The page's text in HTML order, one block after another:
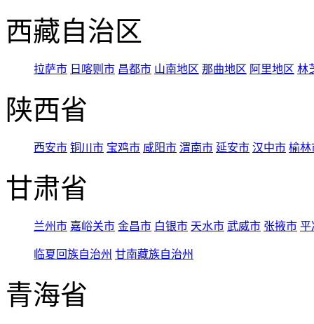
西藏自治区
拉萨市 日喀则市 昌都市 山南地区 那曲地区 阿里地区 林
陕西省
西安市 铜川市 宝鸡市 咸阳市 渭南市 延安市 汉中市 榆林
甘肃省
兰州市 嘉峪关市 金昌市 白银市 天水市 武威市 张掖市 平
临夏回族自治州 甘南藏族自治州
青海省